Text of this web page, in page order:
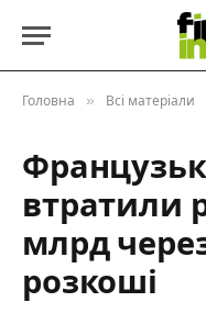
Головна » Всі матеріали
втратили
млрд
розкоші